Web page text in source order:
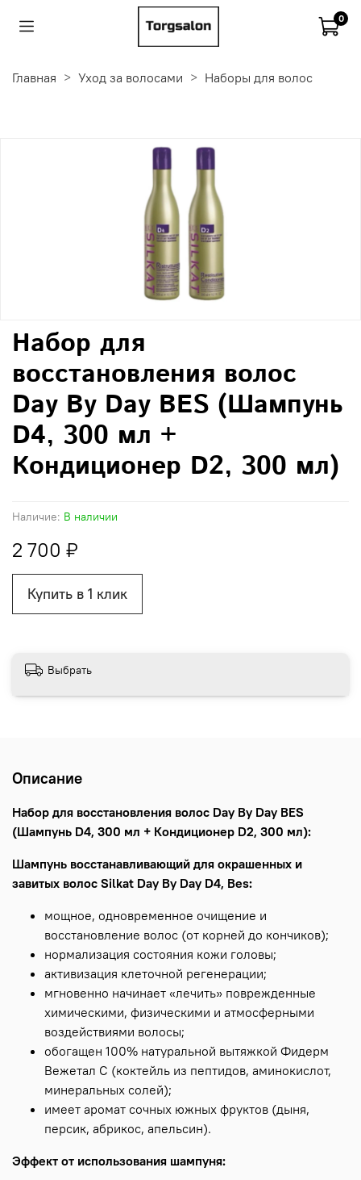
0
Главная Уход за волосами Наборы для волос
Наличие: В наличии
Набор для
восстановления волос
Day By Day BES (Шампунь
D4, 300 мл +
Кондиционер D2, 300 мл)
2 700 ₽
Купить в 1 клик
Выбрать
Описание
Набор для восстановления волос Day By Day BES
(Шампунь D4, 300 мл + Кондиционер D2, 300 мл):
Шампунь восстанавливающий для окрашенных и
завитых волос Silkat Day By Day D4, Bes:
мощное, одновременное очищение и
восстановление волос (от корней до кончиков);
нормализация состояния кожи головы;
активизация клеточной регенерации;
мгновенно начинает «лечить» поврежденные
химическими, физическими и атмосферными
воздействиями волосы;
обогащен 100% натуральной вытяжкой Фидерм
Вежетал С (коктейль из пептидов, аминокислот,
минеральных солей);
имеет аромат сочных южных фруктов (дыня,
персик, абрикос, апельсин).
Эффект от использования шампуня: